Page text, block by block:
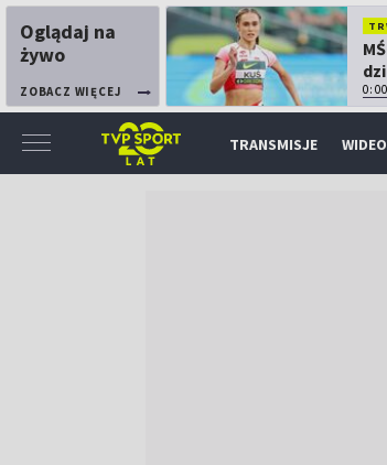
Oglądaj na
żywo
ZOBACZ WIĘCEJ 0:00
TRANSMISJE WIDEO